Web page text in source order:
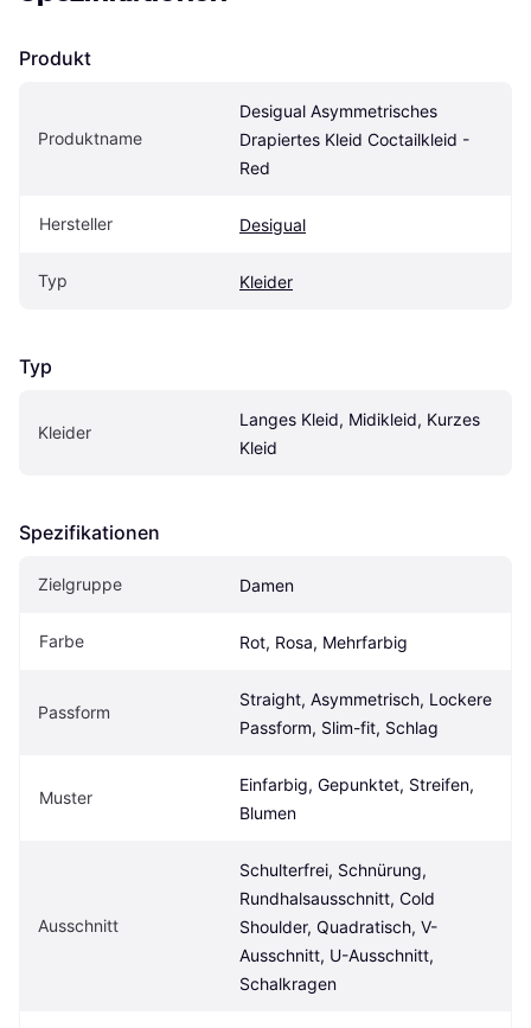
Produkt
Produktname
Desigual Asymmetrisches
Drapiertes Kleid Coctailkleid -
Red
Hersteller Desigual
Typ Kleider
Typ
Kleider
Langes Kleid, Midikleid, Kurzes
Kleid
Spezifikationen
Zielgruppe Damen
Farbe Rot, Rosa, Mehrfarbig
Passform
Straight, Asymmetrisch, Lockere
Passform, Slim-fit, Schlag
Muster
Einfarbig, Gepunktet, Streifen,
Blumen
Ausschnitt
Schulterfrei, Schnürung,
Rundhalsausschnitt, Cold
Shoulder, Quadratisch, V-
Ausschnitt, U-Ausschnitt,
Schalkragen